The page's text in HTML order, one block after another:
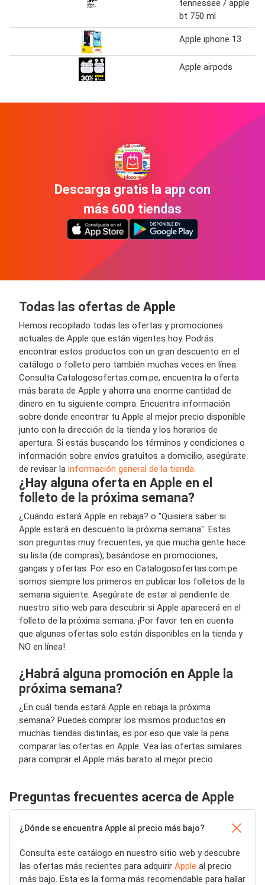
tennessee / apple
bt 750 ml
Apple iphone 13
Apple airpods
Descarga gratis la app con
más 600 tiendas
Todas las ofertas de Apple
Hemos recopilado todas las ofertas y promociones
actuales de Apple que están vigentes hoy. Podrás
encontrar estos productos con un gran descuento en el
catálogo o folleto pero también muchas veces en línea.
Consulta Catalogosofertas.com.pe, encuentra la oferta
más barata de Apple y ahorra una enorme cantidad de
dinero en tu siguiente compra. Encuentra información
sobre donde encontrar tu Apple al mejor precio disponible
junto con la dirección de la tienda y los horarios de
apertura. Si estás buscando los términos y condiciones o
información sobre envíos gratuitos a domicilio, asegúrate
de revisar la información general de la tienda.
¿Hay alguna oferta en Apple en el
folleto de la próxima semana?
¿Cuándo estará Apple en rebaja? o "Quisiera saber si
Apple estará en descuento la próxima semana". Estas
son preguntas muy frecuentes, ya que mucha gente hace
su lista (de compras), basándose en promociones,
gangas y ofertas. Por eso en Catalogosofertas.com.pe
somos siempre los primeros en publicar los folletos de la
semana siguiente. Asegúrate de estar al pendiente de
nuestro sitio web para descubrir si Apple aparecerá en el
folleto de la próxima semana. ¡Por favor ten en cuenta
que algunas ofertas solo están disponibles en la tienda y
NO en línea!
¿Habrá alguna promoción en Apple la
próxima semana?
¿En cuál tienda estará Apple en rebaja la próxima
semana? Puedes comprar los mismos productos en
muchas tiendas distintas, es por eso que vale la pena
comparar las ofertas en Apple. Vea las ofertas similares
para comprar el Apple más barato al mejor precio.
Preguntas frecuentes acerca de Apple
¿Dónde se encuentra Apple al precio más bajo?
Consulta este catálogo en nuestro sitio web y descubre
las ofertas más recientes para adquirir Apple al precio
más bajo. Esta es la forma más recomendable para hallar